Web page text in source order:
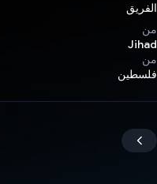
الفريق
من
Jihad
من
فلسطين